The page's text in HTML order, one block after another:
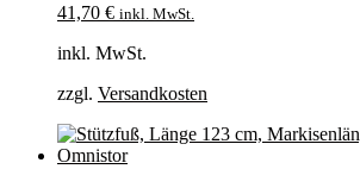
41,70 € inkl. MwSt.
inkl. MwSt.
zzgl. Versandkosten